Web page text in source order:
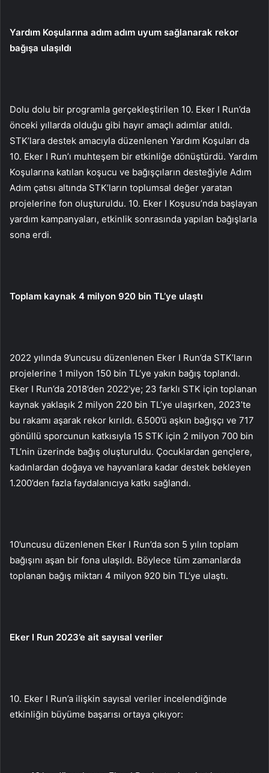
Yardım Koşularına adım adım uyum sağlanarak rekor
bağışa ulaşıldı
Dolu dolu bir programla gerçekleştirilen 10. Eker I Run’da
önceki yıllarda olduğu gibi hayır amaçlı adımlar atıldı.
STK’lara destek amacıyla düzenlenen Yardım Koşuları da
10. Eker I Run’ı muhteşem bir etkinliğe dönüştürdü. Yardım
Koşularına katılan koşucu ve bağışçıların desteğiyle Adım
Adım çatısı altında STK’ların toplumsal değer yaratan
projelerine fon oluşturuldu. 10. Eker I Koşusu’nda başlayan
yardım kampanyaları, etkinlik sonrasında yapılan bağışlarla
sona erdi.
Toplam kaynak 4 milyon 920 bin TL’ye ulaştı
2022 yılında 9’uncusu düzenlenen Eker I Run’da STK’ların
projelerine 1 milyon 150 bin TL’ye yakın bağış toplandı.
Eker I Run’da 2018’den 2022’ye; 23 farklı STK için toplanan
kaynak yaklaşık 2 milyon 220 bin TL’ye ulaşırken, 2023’te
bu rakamı aşarak rekor kırıldı. 6.500’ü aşkın bağışçı ve 717
gönüllü sporcunun katkısıyla 15 STK için 2 milyon 700 bin
TL’nin üzerinde bağış oluşturuldu. Çocuklardan gençlere,
kadınlardan doğaya ve hayvanlara kadar destek bekleyen
1.200’den fazla faydalanıcıya katkı sağlandı.
10’uncusu düzenlenen Eker I Run’da son 5 yılın toplam
bağışını aşan bir fona ulaşıldı. Böylece tüm zamanlarda
toplanan bağış miktarı 4 milyon 920 bin TL’ye ulaştı.
Eker I Run 2023’e ait sayısal veriler
10. Eker I Run’a ilişkin sayısal veriler incelendiğinde
etkinliğin büyüme başarısı ortaya çıkıyor: